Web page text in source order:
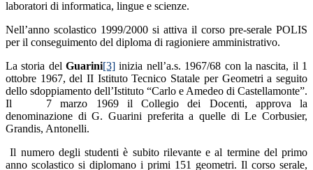
laboratori di informatica, lingue e scienze.
Nell’anno scolastico 1999/2000 si attiva il corso pre-serale POLIS
per il conseguimento del diploma di ragioniere amministrativo.
La storia delGuarini[3] inizia nell’a.s. 1967/68 con la nascita, il 1
ottobre 1967, del II Istituto Tecnico Statale per Geometri a seguito
dello sdoppiamento dell’Istituto “Carlo e Amedeo di Castellamonte”.
Il 7 marzo 1969 il Collegio dei Docenti, approva la
denominazione di G. Guarini preferita a quelle di Le Corbusier,
Grandis, Antonelli.
Il numero degli studenti è subito rilevante e al termine del primo
anno scolastico si diplomano i primi 151 geometri. Il corso serale,